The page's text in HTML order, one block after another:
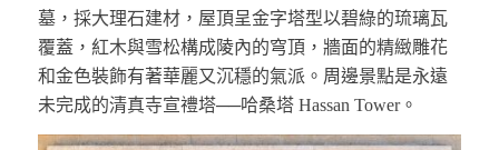
墓，採大理石建材，屋頂呈金字塔型以碧綠的琉璃瓦
覆蓋，紅木與雪松構成陵內的穹頂，牆面的精緻雕花
和金色裝飾有著華麗又沉穩的氣派。周邊景點是永遠
未完成的清真寺宣禮塔──哈桑塔 Hassan Tower。